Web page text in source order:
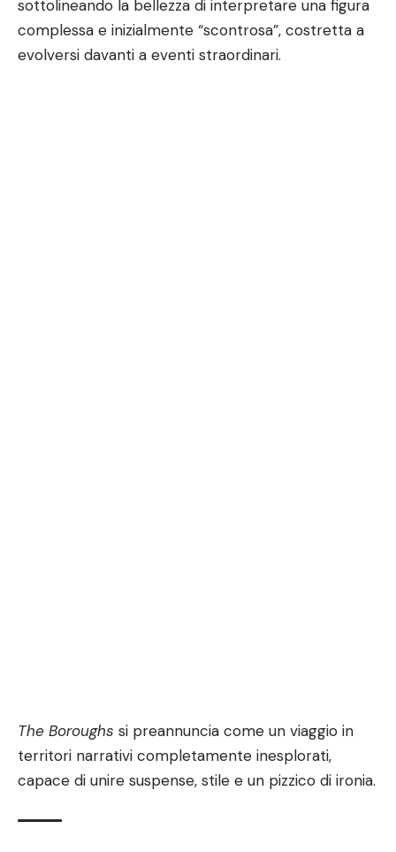
sottolineando la bellezza di interpretare una figura
complessa e inizialmente “scontrosa”, costretta a
evolversi davanti a eventi straordinari.
The Boroughs si preannuncia come un viaggio in
territori narrativi completamente inesplorati,
capace di unire suspense, stile e un pizzico di ironia.